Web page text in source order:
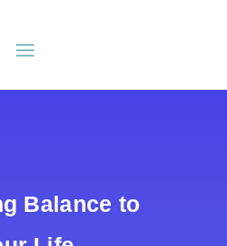
Balance to